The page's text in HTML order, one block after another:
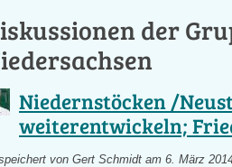
der
Niedernstöcken /
weiterentwickeln;
vonGert Schmidt am 6. März